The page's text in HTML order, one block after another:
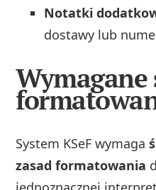
Notatki
dostawy lub
System KSeF wymaga
zasad formatowania